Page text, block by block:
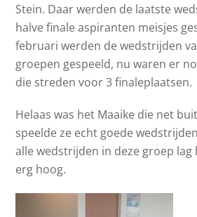
Stein. Daar werden de laatste
halve finale aspiranten meisjes
februari werden de wedstrijden
groepen gespeeld, nu waren er
die streden voor 3 finaleplaatsen.
Helaas was het Maaike die net
speelde ze echt goede
alle wedstrijden in deze groep
erg hoog.